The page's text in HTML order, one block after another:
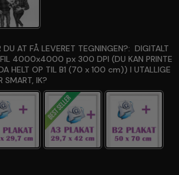
AT FÅ LEVERET TEGNINGEN?: DIGITALT
FIL 4000x4000 px 300 DPI (DU KAN PRINTE
HELT OP TIL B1 (70 x 100 cm)) I UTALLIGE
SMART, IK?